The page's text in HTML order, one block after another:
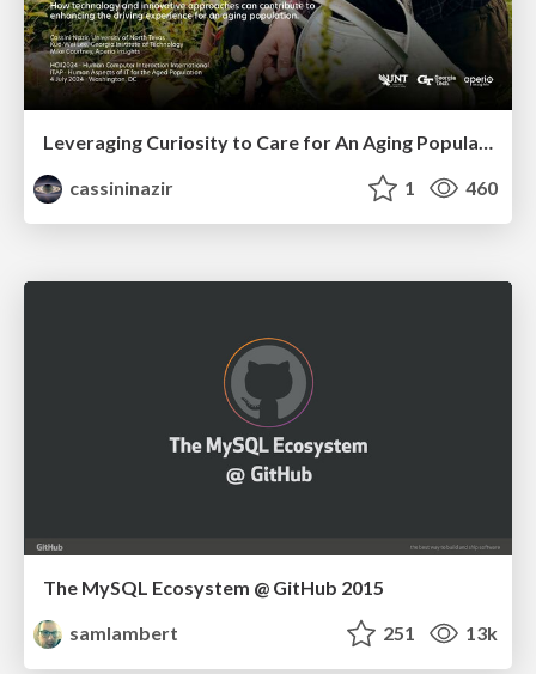
Leveraging Curiosity to Care for An Aging Population
cassininazir
1 460
The MySQL Ecosystem @ GitHub 2015
samlambert
251 13k